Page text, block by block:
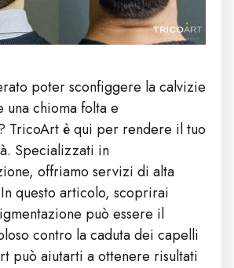
poter sconfiggere la calvizie
una chioma folta e
TricoArt è qui per rendere il tuo
Specializzati in
offriamo servizi di alta
questo articolo, scoprirai
può essere il
contro la caduta dei capelli
può aiutarti a ottenere risultati